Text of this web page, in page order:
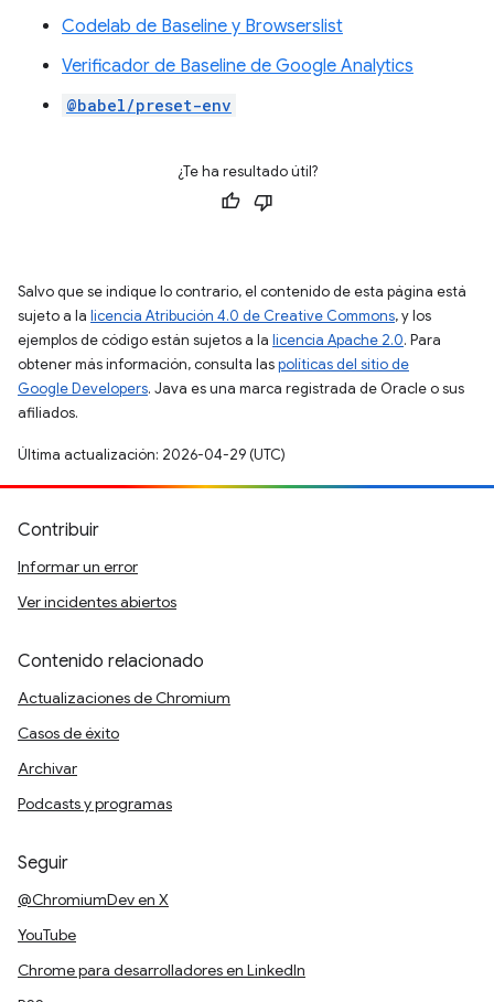
Codelab de Baseline y Browserslist
Verificador de Baseline de Google Analytics
@babel/preset-env
¿Te ha resultado útil?
Salvo que se indique lo contrario, el contenido de esta página está
sujeto a la licencia Atribución 4.0 de Creative Commons, y los
ejemplos de código están sujetos a la licencia Apache 2.0. Para
obtener más información, consulta laspolíticas del sitio de
Google Developers. Java es una marca registrada de Oracle o sus
afiliados.
Última actualización: 2026-04-29 (UTC)
Contribuir
Informar un error
Ver incidentes abiertos
Contenido relacionado
Actualizaciones de Chromium
Casos de éxito
Archivar
Podcasts y programas
Seguir
@ChromiumDev en X
YouTube
Chrome para desarrolladores en LinkedIn